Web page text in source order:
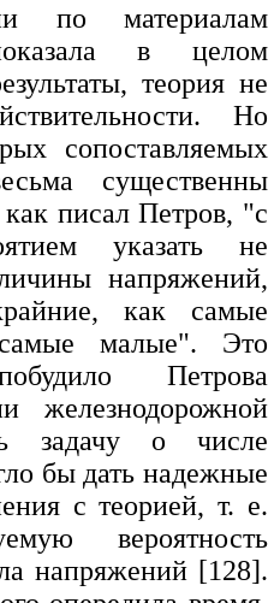
по материалам
в целом
теория не
Но
сопоставляемых
существенны
писал Петров, "с
указать не
напряжений,
как самые
малые". Это
Петрова
железнодорожной
задачу о числе
бы дать надежные
с теорией, т. е.
вероятность
напряжений [128].